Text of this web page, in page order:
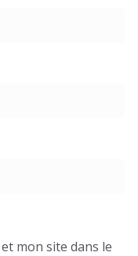
mon site dans le